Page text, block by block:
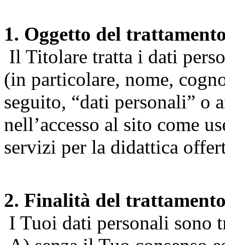
1. Oggetto del
Il Titolare tratta i dati
(in particolare, nome,
seguito, “dati personali” o
nell’accesso al sito come
servizi per la didattica
2. Finalità del
I Tuoi dati personali sono